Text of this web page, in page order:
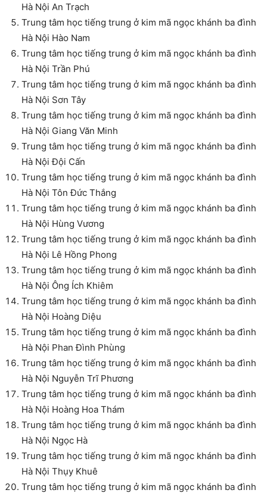
Hà Nội An Trạch
Trung tâm học tiếng trung ở kim mã ngọc khánh ba đình
Hà Nội Hào Nam
Trung tâm học tiếng trung ở kim mã ngọc khánh ba đình
Hà Nội Trần Phú
Trung tâm học tiếng trung ở kim mã ngọc khánh ba đình
Hà Nội Sơn Tây
Trung tâm học tiếng trung ở kim mã ngọc khánh ba đình
Hà Nội Giang Văn Minh
Trung tâm học tiếng trung ở kim mã ngọc khánh ba đình
Hà Nội Đội Cấn
Trung tâm học tiếng trung ở kim mã ngọc khánh ba đình
Hà Nội Tôn Đức Thắng
Trung tâm học tiếng trung ở kim mã ngọc khánh ba đình
Hà Nội Hùng Vương
Trung tâm học tiếng trung ở kim mã ngọc khánh ba đình
Hà Nội Lê Hồng Phong
Trung tâm học tiếng trung ở kim mã ngọc khánh ba đình
Hà Nội Ông Ích Khiêm
Trung tâm học tiếng trung ở kim mã ngọc khánh ba đình
Hà Nội Hoàng Diệu
Trung tâm học tiếng trung ở kim mã ngọc khánh ba đình
Hà Nội Phan Đình Phùng
Trung tâm học tiếng trung ở kim mã ngọc khánh ba đình
Hà Nội Nguyễn Trĩ Phương
Trung tâm học tiếng trung ở kim mã ngọc khánh ba đình
Hà Nội Hoàng Hoa Thám
Trung tâm học tiếng trung ở kim mã ngọc khánh ba đình
Hà Nội Ngọc Hà
Trung tâm học tiếng trung ở kim mã ngọc khánh ba đình
Hà Nội Thụy Khuê
Trung tâm học tiếng trung ở kim mã ngọc khánh ba đình